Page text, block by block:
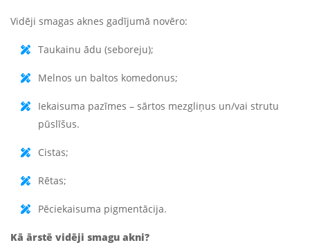
Vidēji smagas aknes gadījumā novēro:
Taukainu ādu (seboreju);
Melnos un baltos komedonus;
Iekaisuma pazīmes – sārtos mezgliņus un/vai strutu
pūslīšus.
Cistas;
Rētas;
Pēciekaisuma pigmentācija.
Kā ārstē vidēji smagu akni?